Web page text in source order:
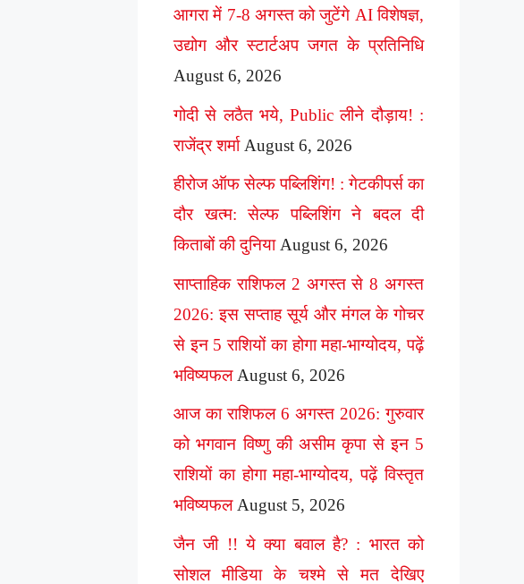
आगरा में 7-8 अगस्त को जुटेंगे AI विशेषज्ञ,
उद्योग और स्टार्टअप जगत के प्रतिनिधि
August 6, 2026
गोदी से लठैत भये, Public लीने दौड़ाय! :
राजेंद्र शर्मा August 6, 2026
हीरोज ऑफ सेल्फ पब्लिशिंग! : गेटकीपर्स का
दौर खत्म: सेल्फ पब्लिशिंग ने बदल दी
किताबों की दुनिया August 6, 2026
साप्ताहिक राशिफल 2 अगस्त से 8 अगस्त
2026: इस सप्ताह सूर्य और मंगल के गोचर
से इन 5 राशियों का होगा महा-भाग्योदय, पढ़ें
भविष्यफल August 6, 2026
आज का राशिफल 6 अगस्त 2026: गुरुवार
को भगवान विष्णु की असीम कृपा से इन 5
राशियों का होगा महा-भाग्योदय, पढ़ें विस्तृत
भविष्यफल August 5, 2026
जैन जी !! ये क्या बवाल है? : भारत को
सोशल मीडिया के चश्मे से मत देखिए